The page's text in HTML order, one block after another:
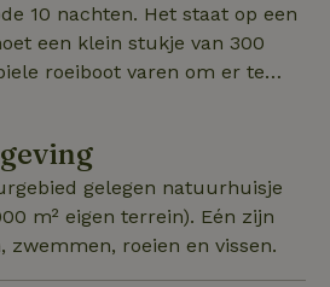
Het staat op een
een klein stukje van 300
roeiboot varen om er te
Ankeveense plassen. 16 km
natuur. Er zijn twee
grond. In een staat een
in de ander staat een
twijfelaar van 200x120. De
voor kinderen met
gelegen natuurhuisje
m² eigen terrein). Eén zijn
zwemmen, roeien en vissen.